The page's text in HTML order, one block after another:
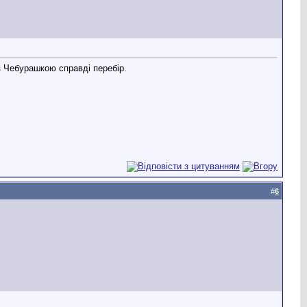
справді перебір.
#6